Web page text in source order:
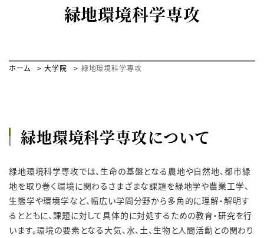
緑地環境科学専攻
ホーム 大学院 緑地環境科学専攻
緑地環境科学専攻について
緑地環境科学専攻では、生命の基盤となる農地や自然地、都市緑
地を取り巻く環境に関わるさまざまな課題を緑地学や農業工学、
生態学や環境学など、幅広い学問分野から多角的に理解・解明す
るとともに、課題に対して具体的に対処するための教育・研究を行
います。環境の要素となる大気、水、土、生物と人間活動との関わり